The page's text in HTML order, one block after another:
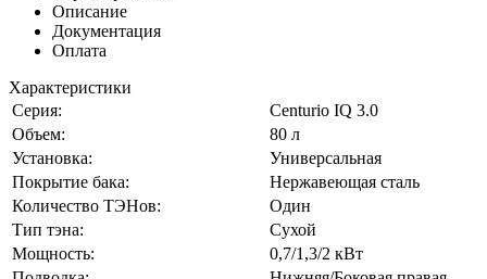
Описание
Документация
Оплата
Характеристики
Серия:
Centurio IQ 3.0
Объем:
80 л
Установка:
Универсальная
Покрытие бака:
Нержавеющая сталь
Количество ТЭНов:
Один
Тип тэна:
Сухой
Мощность:
0,7/1,3/2 кВт